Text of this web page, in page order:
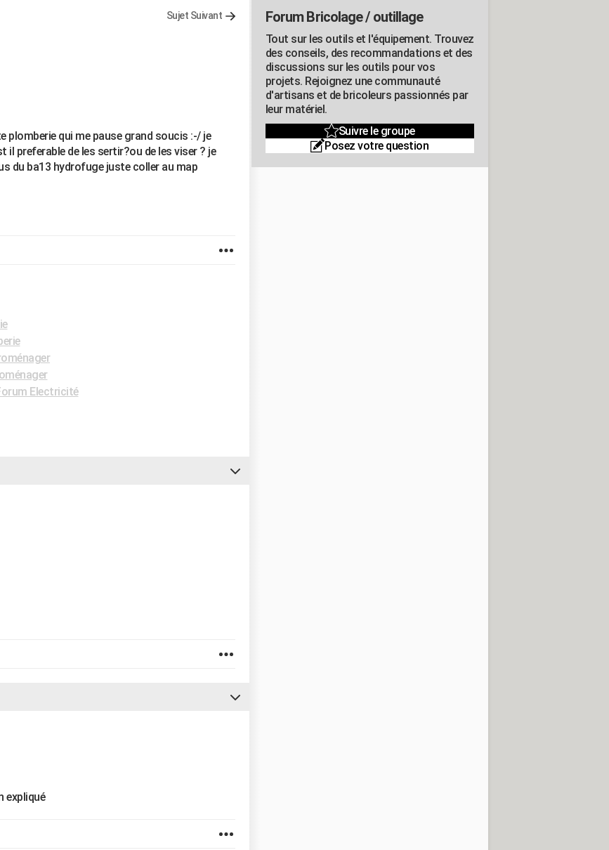
Sujet Suivant
plomberie qui me pause grand soucis :-/ je
il preferable de les sertir?ou de les viser ? je
du ba13 hydrofuge juste coller au map
Electricité
expliqué
Forum Bricolage / outillage
Tout sur les outils et l'équipement. Trouvez
des conseils, des recommandations et des
discussions sur les outils pour vos
projets. Rejoignez une communauté
d'artisans et de bricoleurs passionnés par
leur matériel.
Suivre le groupe
Posez votre question